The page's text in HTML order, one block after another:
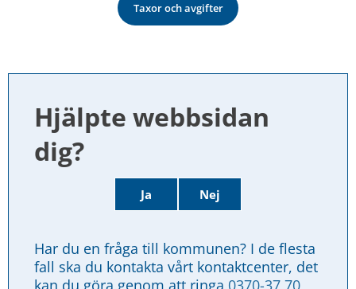
Taxor och avgifter
Hjälpte webbsidan
dig?
Ja Nej
Har du en fråga till kommunen? I de flesta
fall ska du kontakta vårt kontaktcenter, det
kan du göra genom att ringa 0370-37 70